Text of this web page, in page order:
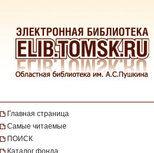
Главная страница
Самые читаемые
ПОИСК
Каталог фонда